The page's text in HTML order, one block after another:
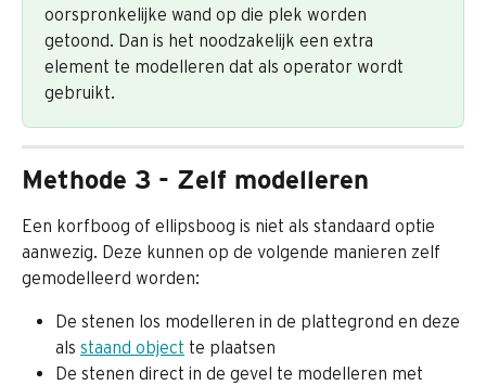
oorspronkelijke wand op die plek worden
getoond. Dan is het noodzakelijk een extra
element te modelleren dat als operator wordt
gebruikt.
Methode 3 - Zelf modelleren
Een korfboog of ellipsboog is niet als standaard optie
aanwezig. Deze kunnen op de volgende manieren zelf
gemodelleerd worden:
De stenen los modelleren in de plattegrond en deze
als staand object te plaatsen
De stenen direct in de gevel te modelleren met